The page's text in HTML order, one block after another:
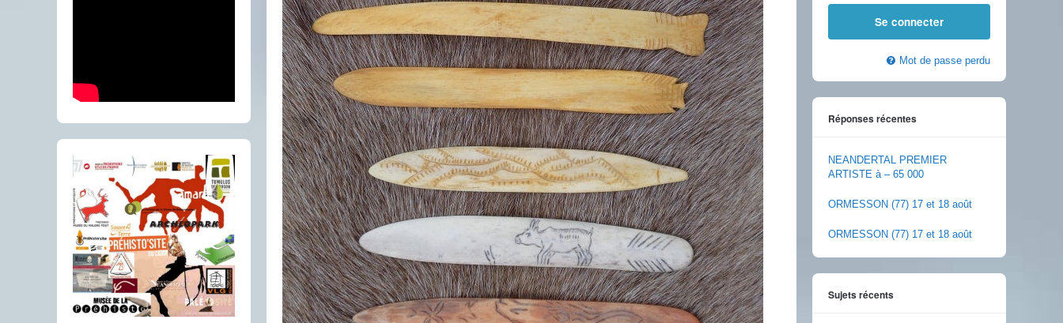
Mot de passe perdu
Réponses récentes
NEANDERTAL PREMIER
ARTISTE à – 65 000
ORMESSON (77) 17 et 18 août
ORMESSON (77) 17 et 18 août
Sujets récents